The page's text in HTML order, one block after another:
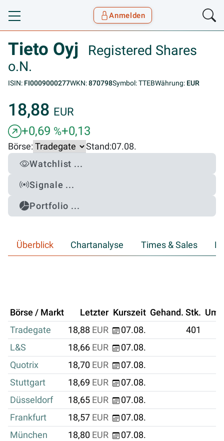
Toggle navigation
Anmelden
Tieto Oyj
Registered Shares
o.N.
ISIN: FI0009000277WKN:870798Symbol: TTEBWährung: EUR
18,88 EUR
+0,69 %+0,13
Börse: Stand:07.08.
Watchlist ...
Signale ...
Portfolio ...
Überblick Chartanalyse Times & Sales
Börse / Markt Letzter Kurszeit Gehand. Stk.
Tradegate
18,88 EUR 07.08. 401
L&S
18,66 EUR
07.08.
Quotrix
18,70 EUR
07.08.
Stuttgart
18,69 EUR
07.08.
Düsseldorf
18,65 EUR
07.08.
Frankfurt
18,57 EUR
07.08.
München
18,80 EUR 07.08.